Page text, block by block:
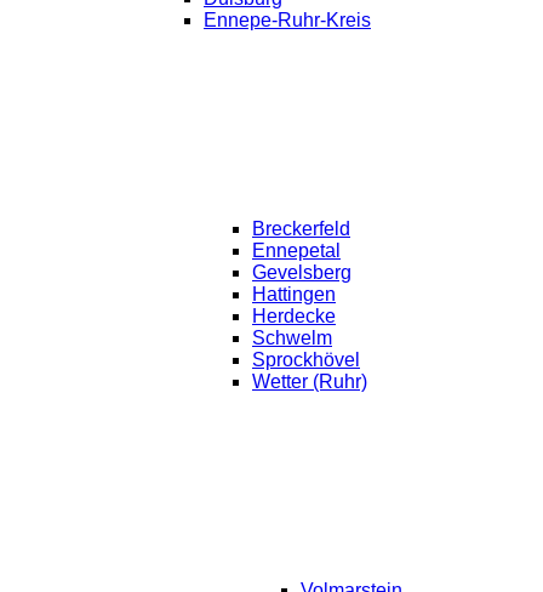
Ennepe-Ruhr-Kreis
Breckerfeld
Ennepetal
Gevelsberg
Hattingen
Herdecke
Schwelm
Sprockhövel
Wetter (Ruhr)